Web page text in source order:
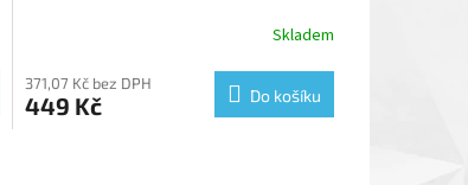
Skladem
371,07 Kč bez DPH
449 Kč Do košíku